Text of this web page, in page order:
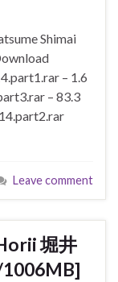
Shimai
– 1.6
– 83.3
Leave comment
堀井